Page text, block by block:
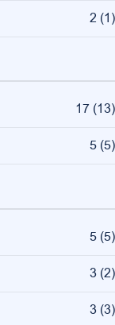
2 (1)
17 (13)
5 (5)
5 (5)
3 (2)
3 (3)